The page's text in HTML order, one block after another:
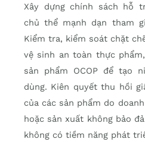
Xây dựng chính sách hỗ
chủ thể mạnh dạn tham
Kiểm tra, kiểm soát chặt
vệ sinh an toàn thực
sản phẩm OCOP để tạo
dùng. Kiên quyết thu hồi
của các sản phẩm do
hoặc sản xuất không bảo
không có tiềm năng phát